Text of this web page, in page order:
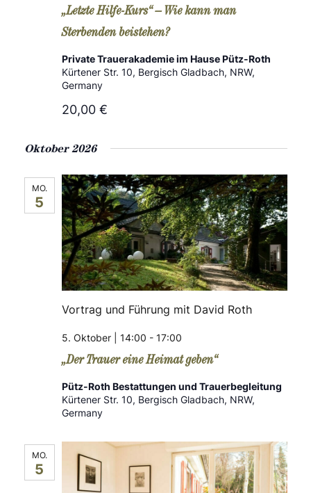
„Letzte Hilfe-Kurs“ – Wie kann man
Sterbenden beistehen?
Private Trauerakademie im Hause Pütz-Roth
Kürtener Str. 10, Bergisch Gladbach, NRW,
Germany
20,00 €
Oktober 2026
MO.
5
5. Oktober | 14:00 - 17:00
„Der Trauer eine Heimat geben“
Vortrag und Führung mit David Roth
Pütz-Roth Bestattungen und Trauerbegleitung
Kürtener Str. 10, Bergisch Gladbach, NRW,
Germany
MO.
5